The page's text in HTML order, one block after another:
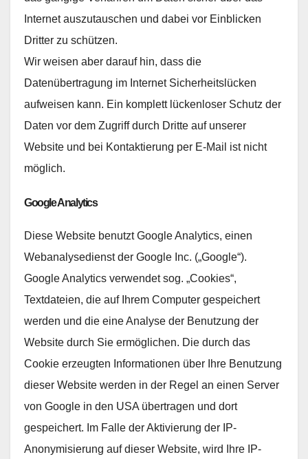
Internet auszutauschen und dabei vor Einblicken
Dritter zu schützen.
Wir weisen aber darauf hin, dass die
Datenübertragung im Internet Sicherheitslücken
aufweisen kann. Ein komplett lückenloser Schutz der
Daten vor dem Zugriff durch Dritte auf unserer
Website und bei Kontaktierung per E-Mail ist nicht
möglich.
Google Analytics
Diese Website benutzt Google Analytics, einen
Webanalysedienst der Google Inc. („Google“).
Google Analytics verwendet sog. „Cookies“,
Textdateien, die auf Ihrem Computer gespeichert
werden und die eine Analyse der Benutzung der
Website durch Sie ermöglichen. Die durch das
Cookie erzeugten Informationen über Ihre Benutzung
dieser Website werden in der Regel an einen Server
von Google in den USA übertragen und dort
gespeichert. Im Falle der Aktivierung der IP-
Anonymisierung auf dieser Website, wird Ihre IP-